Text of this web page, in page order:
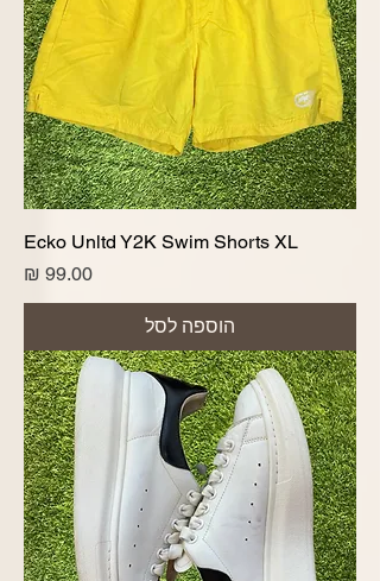
Ecko Unltd Y2K Swim Shorts XL
מחיר
הוספה לסל